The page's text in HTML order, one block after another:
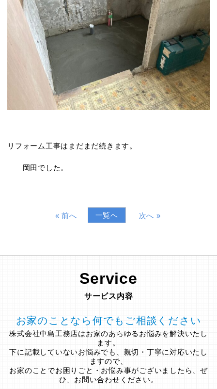
リフォーム工事はまだまだ続きます。
岡田でした。
« 前へ 一覧へ 次へ »
Service
サービス内容
お家のことなら何でもご相談ください
株式会社中島工務店はお家のあらゆるお悩みを解決いたし
ます。
下に記載していないお悩みでも、親切・丁寧に対応いたし
ますので、
お家のことでお困りごと・お悩み事がございましたら、ぜ
ひ、お問い合わせください。